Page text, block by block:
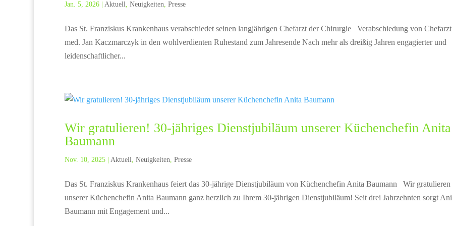
Jan. 5, 2026| Aktuell Neuigkeiten Presse
Das St. Franziskus Krankenhaus verabschiedet seinen langjährigen Chefarzt der Chirurgie Verabschiedung von
med. Jan Kaczmarczyk in den wohlverdienten Ruhestand zum Jahresende Nach mehr als dreißig Jahren engagierter und
leidenschaftlicher...
Wir gratulieren! 30-jähriges Dienstjubiläum unserer Küchenchefin Anita
Baumann
Nov. 10, 2025| Aktuell Neuigkeiten Presse
Das St. Franziskus Krankenhaus feiert das 30-jährige Dienstjubiläum von Küchenchefin Anita Baumann Wir gratulieren
unserer Küchenchefin Anita Baumann ganz herzlich zu Ihrem 30-jährigen Dienstjubiläum! Seit drei Jahrzehnten sorgt
Baumann mit Engagement und...